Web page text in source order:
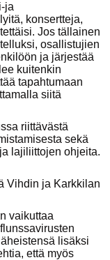
ja
konsertteja,
Jos tällainen
osallistujien
ja järjestää
kuitenkin
tapahtumaan
siitä
riittävästä
sekä
lajiliittojen ohjeita.
Vihdin ja Karkkilan
vaikuttaa
lisäksi
että myös